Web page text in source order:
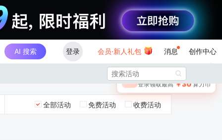
AI 搜索 登录 会员·新人礼包 消息 创作中心
🎁 未登录
登录领取最高￥30算力币

全部活动 免费活动 收费活动